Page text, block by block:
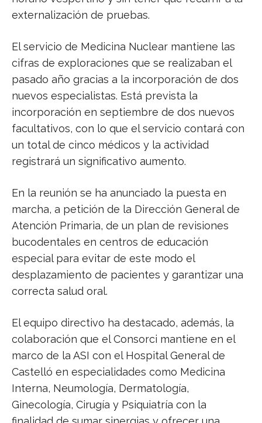
externalización de pruebas.
El servicio de Medicina Nuclear mantiene las
cifras de exploraciones que se realizaban el
pasado año gracias a la incorporación de dos
nuevos especialistas. Está prevista la
incorporación en septiembre de dos nuevos
facultativos, con lo que el servicio contará con
un total de cinco médicos y la actividad
registrará un significativo aumento.
En la reunión se ha anunciado la puesta en
marcha, a petición de la Dirección General de
Atención Primaria, de un plan de revisiones
bucodentales en centros de educación
especial para evitar de este modo el
desplazamiento de pacientes y garantizar una
correcta salud oral.
El equipo directivo ha destacado, además, la
colaboración que el Consorci mantiene en el
marco de la ASI con el Hospital General de
Castelló en especialidades como Medicina
Interna, Neumología, Dermatología,
Ginecología, Cirugía y Psiquiatría con la